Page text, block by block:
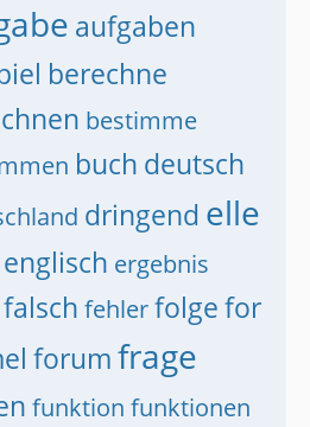
aufgaben
berechne
bestimme
buch deutsch
dringend elle
englisch ergebnis
falsch fehlerfolgefor
forumfrage
funktion funktionen